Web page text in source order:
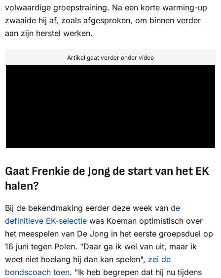
volwaardige groepstraining. Na een korte warming-up
zwaaide hij af, zoals afgesproken, om binnen verder
aan zijn herstel werken.
Artikel gaat verder onder video
Gaat Frenkie de Jong de start van het EK
halen?
Bij de bekendmaking eerder deze week van de
definitieve EK-selectie was Koeman optimistisch over
het meespelen van De Jong in het eerste groepsduel op
16 juni tegen Polen. "Daar ga ik wel van uit, maar ik
weet niet hoelang hij dan kan spelen", zei de
bondscoach toen. "Ik heb begrepen dat hij nu tijdens